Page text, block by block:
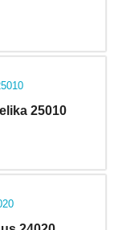
25010